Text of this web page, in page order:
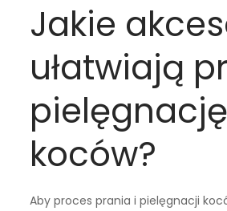
Jakie
ułatwiają
pielęgnację
koców?
Aby proces prania i pielęgnacji